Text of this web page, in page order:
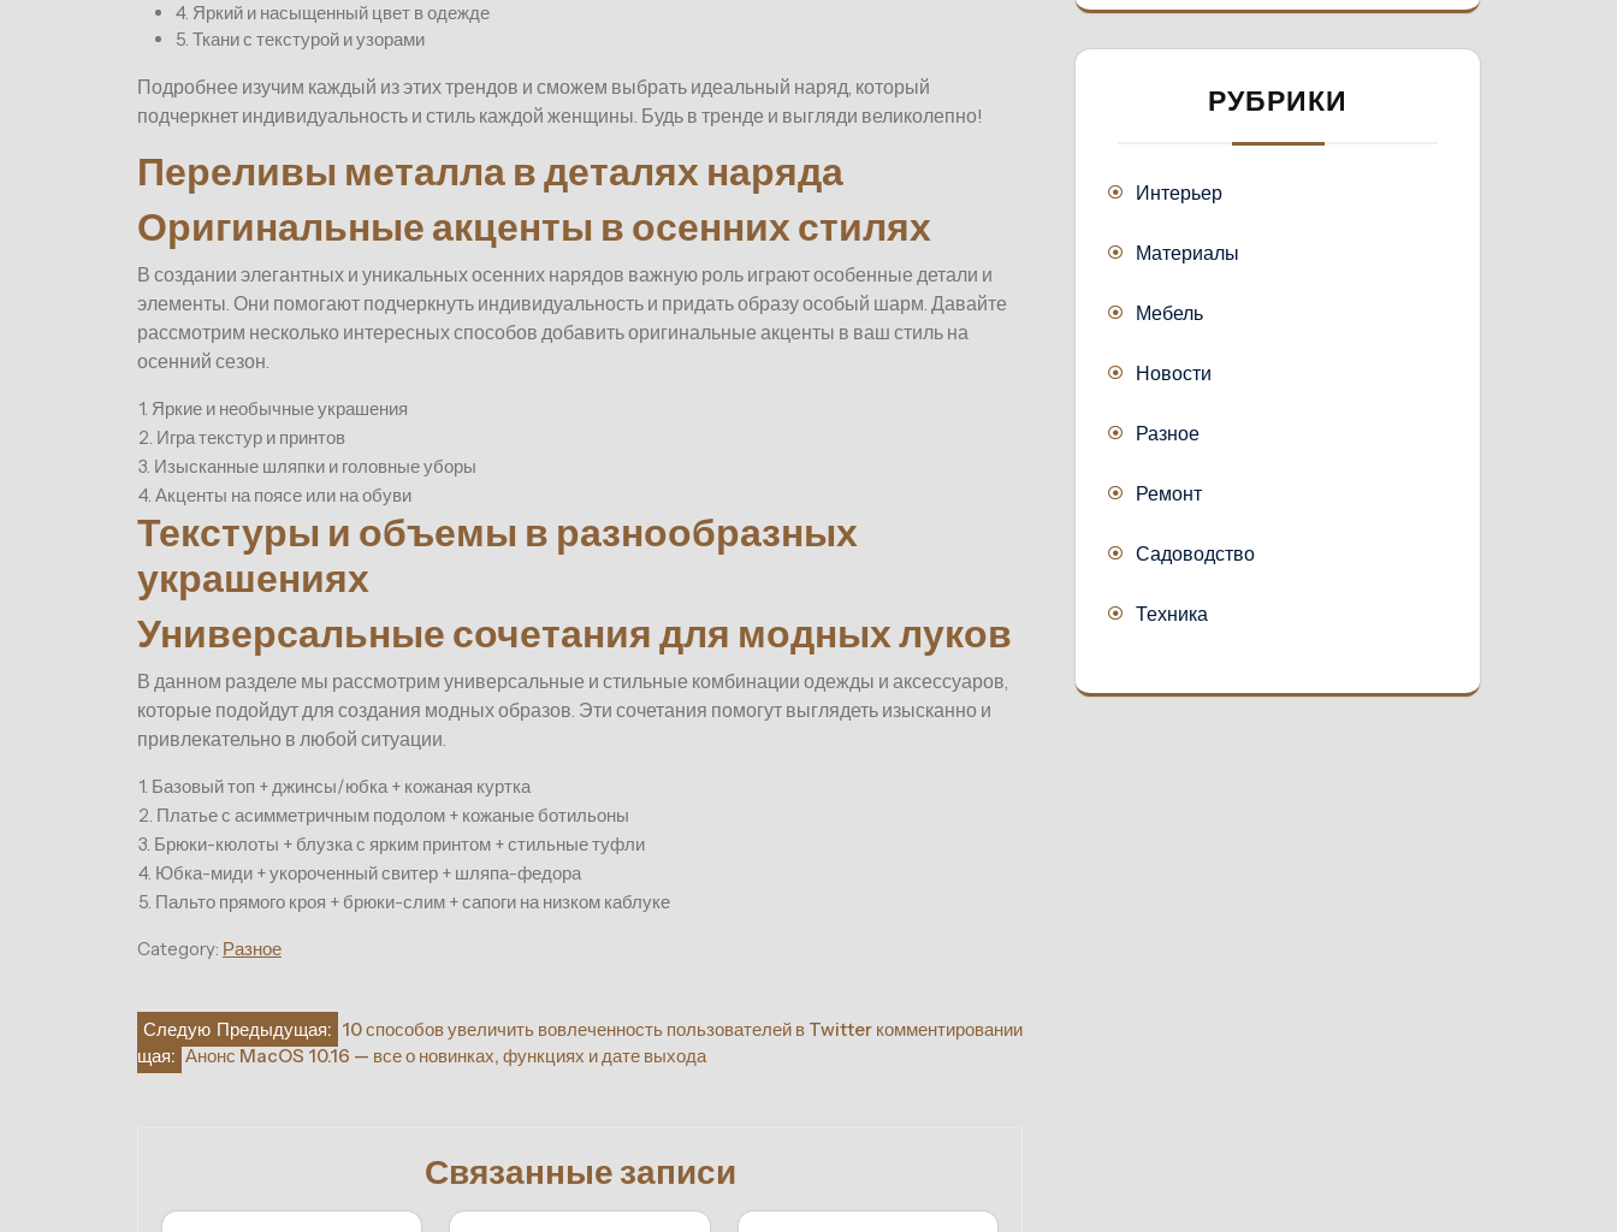
4. Яркий и насыщенный цвет в одежде
5. Ткани с текстурой и узорами
Подробнее изучим каждый из этих трендов и сможем выбрать идеальный наряд, который
подчеркнет индивидуальность и стиль каждой женщины. Будь в тренде и выгляди великолепно!
Переливы металла в деталях наряда
Оригинальные акценты в осенних стилях
В создании элегантных и уникальных осенних нарядов важную роль играют особенные детали и
элементы. Они помогают подчеркнуть индивидуальность и придать образу особый шарм. Давайте
рассмотрим несколько интересных способов добавить оригинальные акценты в ваш стиль на
осенний сезон.
1. Яркие и необычные украшения
2. Игра текстур и принтов
3. Изысканные шляпки и головные уборы
4. Акценты на поясе или на обуви
Текстуры и объемы в разнообразных
украшениях
Универсальные сочетания для модных луков
В данном разделе мы рассмотрим универсальные и стильные комбинации одежды и аксессуаров,
которые подойдут для создания модных образов. Эти сочетания помогут выглядеть изысканно и
привлекательно в любой ситуации.
1. Базовый топ + джинсы/юбка + кожаная куртка
2. Платье с асимметричным подолом + кожаные ботильоны
3. Брюки-кюлоты + блузка с ярким принтом + стильные туфли
4. Юбка-миди + укороченный свитер + шляпа-федора
5. Пальто прямого кроя + брюки-слим + сапоги на низком каблуке
Category: Разное
Навигация
по
Предыдущая: 10 способов увеличить вовлеченность пользователей в Twitter комментировании
Следую
щая: Анонс MacOS 10.16 — все о новинках, функциях и дате выхода
Связанные записи
РУБРИКИ
Интерьер
Материалы
Мебель
Новости
Разное
Ремонт
Садоводство
Техника